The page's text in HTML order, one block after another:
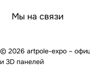
Мы на связи
© 2026 artpole-expo –
и 3D панелей